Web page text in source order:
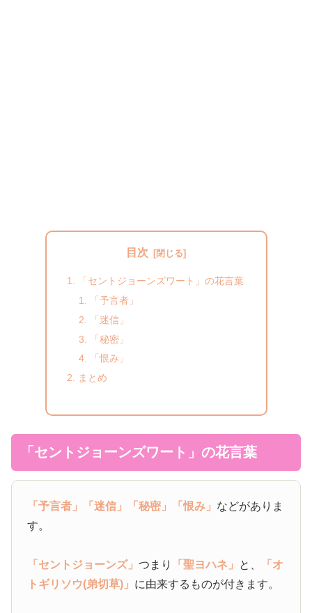
目次
「セントジョーンズワート」の花言葉
「予言者」
「迷信」
「秘密」
「恨み」
まとめ
「セントジョーンズワート」の花言葉
「予言者」 「迷信」 「秘密」 「恨み」 などがありま
す。
「セントジョーンズ」つまり 「聖ヨハネ」 と、
「オ
トギリソウ(弟切草)」 に由来するものが付きます。